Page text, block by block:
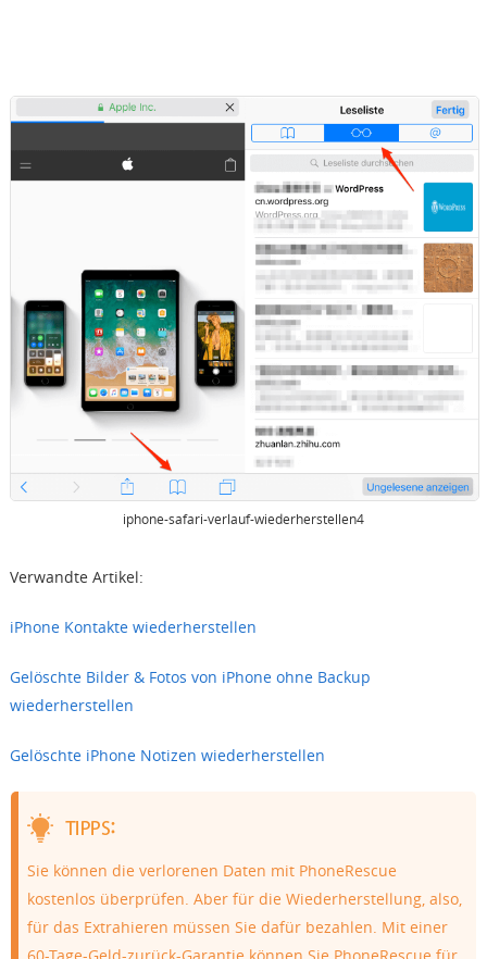
iphone-safari-verlauf-wiederherstellen4
Verwandte Artikel:
iPhone Kontakte wiederherstellen
Gelöschte Bilder & Fotos von iPhone ohne Backup
wiederherstellen
Gelöschte iPhone Notizen wiederherstellen
Sie können die verlorenen Daten mit PhoneRescue
kostenlos überprüfen. Aber für die Wiederherstellung, also,
für das Extrahieren müssen Sie dafür bezahlen. Mit einer